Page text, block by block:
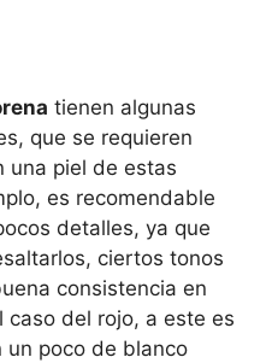
tienen algunas
que se requieren
una piel de estas
es recomendable
detalles, ya que
ciertos tonos
consistencia en
caso del rojo, a este es
un poco de blanco